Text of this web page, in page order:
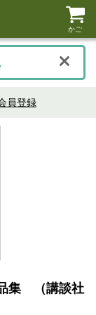
かご
員登録
集 （講談社